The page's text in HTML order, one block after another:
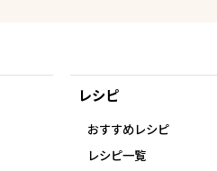
レシピ
おすすめレシピ
レシピ一覧